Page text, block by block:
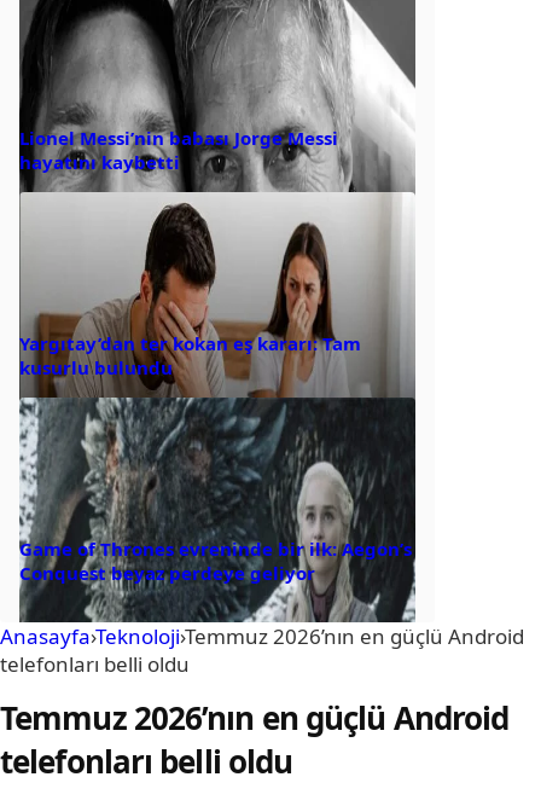
Lionel Messi’nin babası Jorge Messi
hayatını kaybetti
Yargıtay’dan ter kokan eş kararı: Tam
kusurlu bulundu
Game of Thrones evreninde bir ilk: Aegon’s
Conquest beyaz perdeye geliyor
Anasayfa›Teknoloji›Temmuz 2026’nın en güçlü Android
telefonları belli oldu
Temmuz 2026’nın en güçlü Android
telefonları belli oldu